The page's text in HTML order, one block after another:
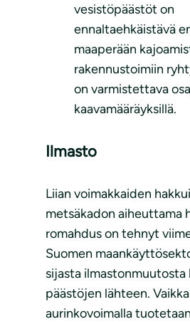
vesistöpäästöt on
ennaltaehkäistävä
maaperään
rakennustoimiin
on varmistettava
kaavamääräyksillä.
Ilmasto
Liian voimakkaiden
metsäkadon aiheuttama
romahdus on tehnyt
Suomen
sijasta
päästöjen lähteen. Vaikka
aurinkovoimalla tuotetaan